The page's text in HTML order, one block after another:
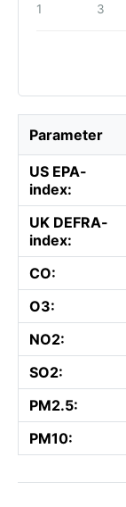
1 3
Parameter
US EPA-
index:
UK DEFRA-
index:
CO:
O3:
NO2:
SO2:
PM2.5:
PM10: